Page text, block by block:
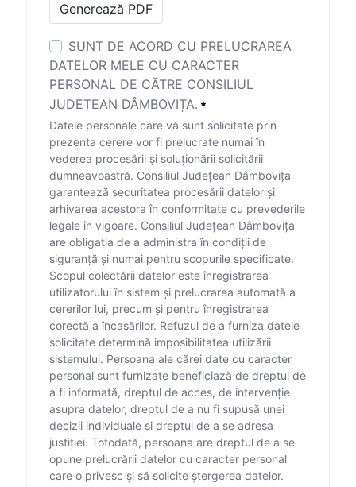
Generează PDF
SUNT DE ACORD CU PRELUCRAREA
DATELOR MELE CU CARACTER
PERSONAL DE CĂTRE CONSILIUL
JUDEȚEAN DÂMBOVIȚA.
Datele personale care vă sunt solicitate prin
prezenta cerere vor fi prelucrate numai în
vederea procesării și soluționării solicitării
dumneavoastră. Consiliul Județean Dâmbovița
garantează securitatea procesării datelor și
arhivarea acestora în conformitate cu prevederile
legale în vigoare. Consiliul Județean Dâmbovița
are obligația de a administra în condiții de
siguranță și numai pentru scopurile specificate.
Scopul colectării datelor este înregistrarea
utilizatorului în sistem și prelucrarea automată a
cererilor lui, precum și pentru înregistrarea
corectă a încasărilor. Refuzul de a furniza datele
solicitate determină imposibilitatea utilizării
sistemului. Persoana ale cărei date cu caracter
personal sunt furnizate beneficiază de dreptul de
a fi informată, dreptul de acces, de intervenție
asupra datelor, dreptul de a nu fi supusă unei
decizii individuale si dreptul de a se adresa
justiției. Totodată, persoana are dreptul de a se
opune prelucrării datelor cu caracter personal
care o privesc și să solicite ștergerea datelor.